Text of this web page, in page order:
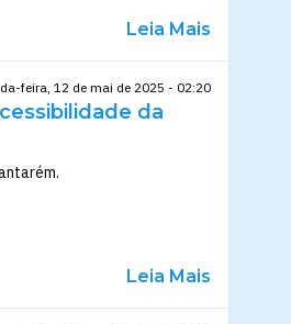
Leia Mais
feira, 12 de mai de 2025 - 02:20
da
Leia Mais